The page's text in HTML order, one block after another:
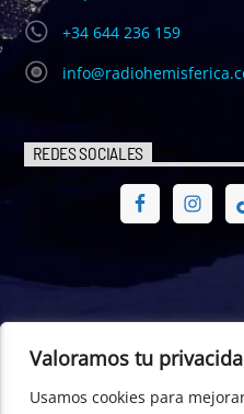
Valoramos tu
Usamos cookies para
+34 644 236 159
REDES SOCIALES
© Radio Hemisférica. Project of -